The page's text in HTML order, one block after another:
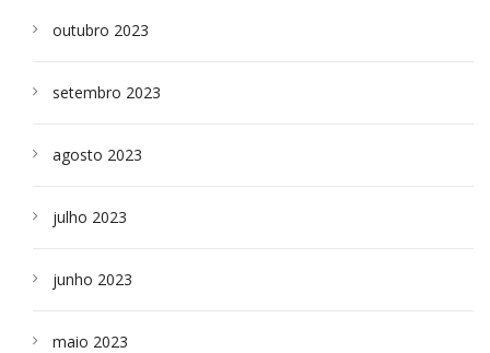
outubro 2023
setembro 2023
agosto 2023
julho 2023
junho 2023
maio 2023